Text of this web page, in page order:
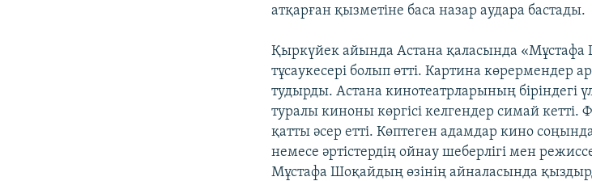
атқарған қызметіне баса назар аудара бастады.
Қыркүйек айында Астана қаласында
тұсаукесері болып өтті. Картина
тудырды. Астана кинотеатрларының біріндегі
туралы киноны көргісі келгендер симай
қатты әсер етті. Көптеген адамдар кино
немесе әртістердің ойнау шеберлігі мен
Мұстафа Шоқайдың өзінің айналасында